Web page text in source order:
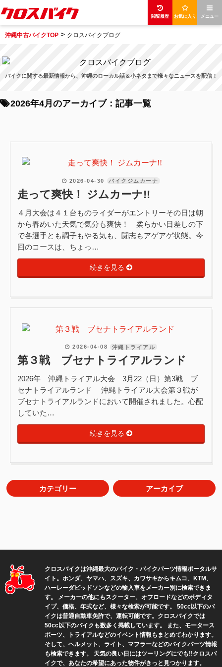
メニュー
お気に入り
閲覧履歴
沖縄中古バイクTOP > クロスバイクブログ
バイクに関する最新情報から、沖縄のローカル話＆小ネタまで様々なニュースを配信！
2026年4月のアーカイブ：記事一覧
2026-04-30 バイクジムカーナ
走って爽快！ ジムカーナ!!
４月大会は４１台ものライダーがエントリーその日は朝
から春めいた天気で気分も爽快！ 柔らかい日差しの下
で各選手とも調子もやる気も、闘志もアゲアゲ状態。今
回のコースは、ちょっ…
続きを見る
2026-04-08 沖縄トライアル
第３戦 ブセナトライアルランド
2026年 沖縄トライアル大会 3月22（日）第3戦 ブ
セナトライアルランド 沖縄トライアル大会第３戦が
ブセナトライアルランドにおいて開催されました。心配
していた…
続きを見る
カテゴリー
ジャッキー北谷の『あぶ
ら』売ります！ (1)
それでも道は続くのだ！(4)
のりもの好きが集まるカフ
バイクジムカーナ(27)
バイクレーサー仲村瑛冬参
アーカイブ
2026年3月(2)
2026年2月(2)
2026年1月(2)
2025年12月(2)
2025年11月(2)
2025年10月(6)
クロスバイクは沖縄最大のバイク・バイクパーツ情報ポータルサ
イト。ホンダ、ヤマハ、スズキ、カワサキからキムコ、KTM、
ハーレーダビッドソンなどの輸入車をメーカー別に検索できま
す。 メーカーの他にもスクーター、オフロードなどのボディタ
イプ、価格、年式など、様々な検索が可能です。 50cc以下のバ
イクは普通自動車免許で、運転可能です。クロスバイクでは
50cc以下のバイクも数多く掲載しています。 また、モータース
ポーツ、トライアルなどのイベント情報もまとめてわかります。
そして、ヘルメット、ライト、マフラーなどのバイクパーツ情報
も検索できます。 天気の良い日にはツーリングにでも!!クロスバ
イクで、あなたの希望にあった物件がきっと見つかります。